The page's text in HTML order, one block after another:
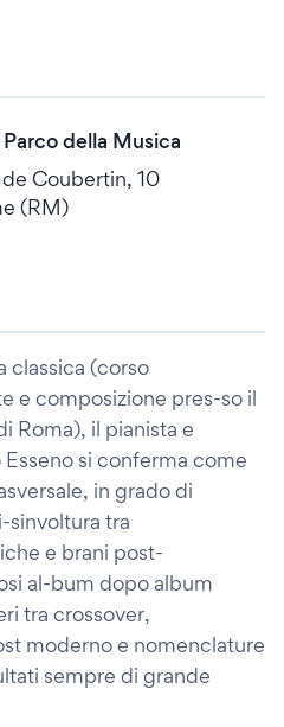
della Musica
Coubertin, 10
(RM)
classica (corso
e composizione pres-so il
Roma), il pianista e
si conferma come
in grado di
sinvoltura tra
e brani post-
al-bum dopo album
tra crossover,
moderno e nomenclature
sempre di grande